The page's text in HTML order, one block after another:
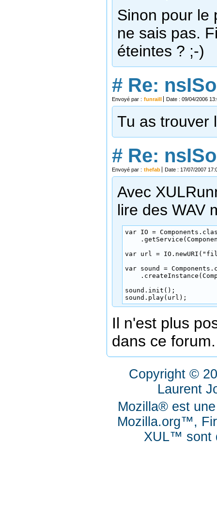
Sinon pour le
ne sais pas.
éteintes ? ;-)
# Re:
Envoyé par : funraill Date : 09/04/2006
Tu as trouver
# Re:
Envoyé par : thefab Date : 17/07/2007
Avec
lire des WAV
var IO =
var url =
var sound =
sound.init();
sound.play(url);
Il n'est plus
dans ce forum.
Copyright ©
Laurent
Mozilla® est
Mozilla.org™,
XUL™ sont